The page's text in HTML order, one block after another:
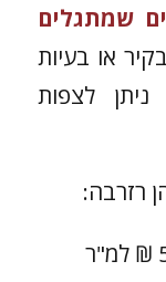
שמתגלים
או בעיות
ניתן לצפות
רזרבה: